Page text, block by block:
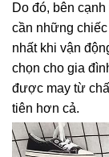
Do đó, bên
cần những
nhất khi vận
chọn cho gia
được may từ
tiên hơn cả.